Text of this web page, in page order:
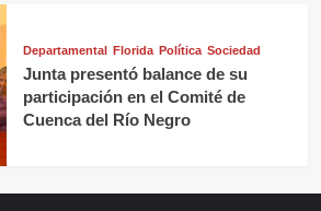
Departamental Florida Política Sociedad
Junta presentó balance de su
participación en el Comité de
Cuenca del Río Negro